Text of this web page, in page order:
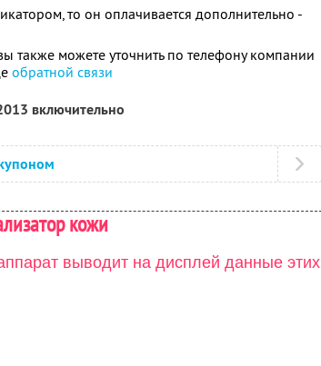
то он оплачивается дополнительно -
можете уточнить по телефону компании
обратной связи
включительно
кожи
выводит на дисплей данные этих